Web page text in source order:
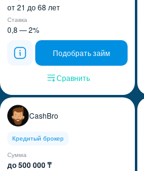
от 21 до 68 лет
Ставка
0,8 — 2%
Подобрать займ
Сравнить
CashBro
Кредитый брокер
Сумма
до 500 000 ₸